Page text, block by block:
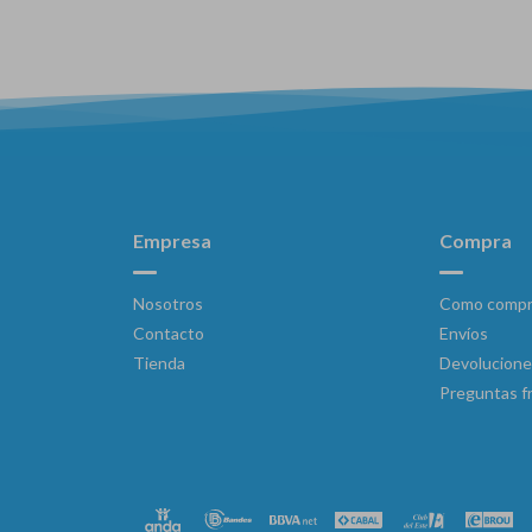
Empresa
Nosotros
Contacto
Tienda
Compra
Como
Envíos
Preguntas